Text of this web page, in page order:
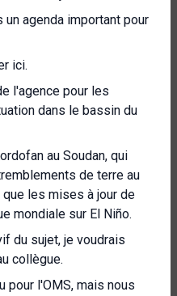
un agenda important pour
ici.
l'agence pour les
dans le bassin du
au Soudan, qui
de terre au
les mises à jour de
mondiale sur El Niño.
du sujet, je voudrais
collègue.
pour l'OMS, mais nous